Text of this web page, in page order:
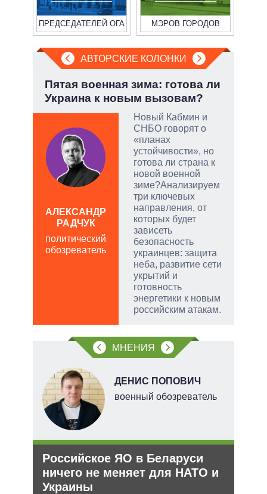
ПРЕДСЕДАТЕЛЕЙ ОГА МЭРОВ ГОРОДОВ
АВТОРСКИЕ КОЛОНКИ
Пятая военная зима: готова ли
Украина к новым вызовам?
Новый Кабмин и
СНБО говорят о
«планах
устойчивости», но
готова ли страна к
новой военной
зиме?Анализируем
три ключевых
направления, от
которых будет
зависеть
безопасность
украинцев: защита
неба, развитие сети
укрытий и
готовность
энергетики к новым
российским атакам.
АЛЕКСАНДР
РАДЧУК
политический
обозреватель
МНЕНИЯ
ДЕНИС ПОПОВИЧ
военный обозреватель
Российское ЯО в Беларуси
ничего не меняет для НАТО и
Украины